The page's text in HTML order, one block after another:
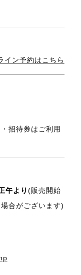
イン予約はこちら
招待券はご利用
午より (販売開始
合がございます)